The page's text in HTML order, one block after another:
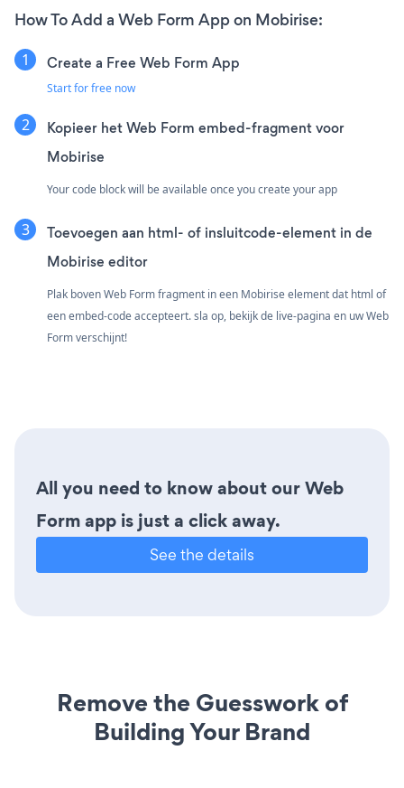
How To Add a Web Form App on Mobirise:
Create a Free Web Form App
Start for free now
Kopieer het Web Form embed-fragment voor
Mobirise
Your code block will be available once you create your app
Toevoegen aan html- of insluitcode-element in de
Mobirise editor
Plak boven Web Form fragment in een Mobirise element dat html of
een embed-code accepteert. sla op, bekijk de live-pagina en uw Web
Form verschijnt!
All you need to know about our Web
Form app is just a click away.
See the details
Remove the Guesswork of
Building Your Brand